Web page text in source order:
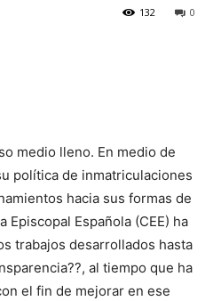
0
132
medio lleno. En medio de
política de inmatriculaciones
hacia sus formas de
Española (CEE) ha
trabajos desarrollados hasta
al tiempo que ha
el fin de mejorar en ese